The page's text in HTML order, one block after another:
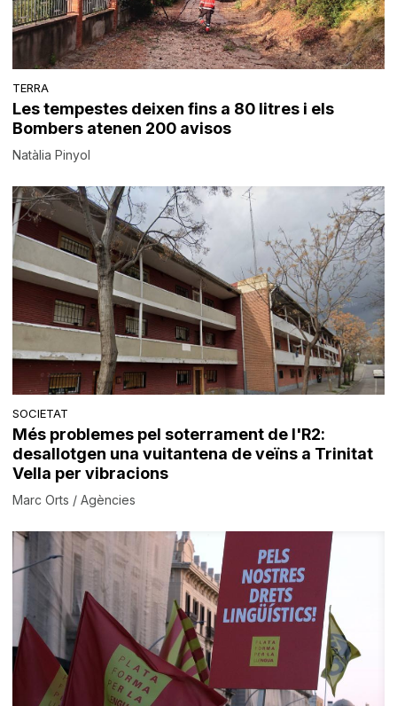
TERRA
Les tempestes deixen fins a 80 litres i els
Bombers atenen 200 avisos
Natàlia Pinyol
SOCIETAT
Més problemes pel soterrament de l'R2:
desallotgen una vuitantena de veïns a Trinitat
Vella per vibracions
Marc Orts / Agències